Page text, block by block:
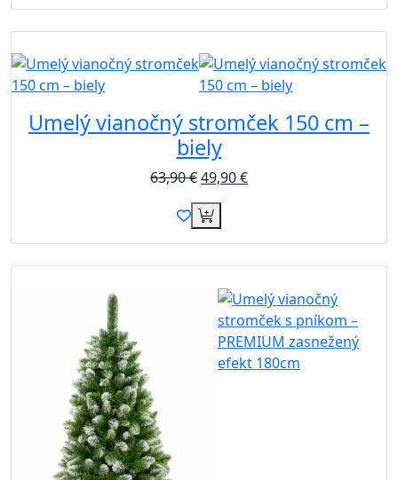
Umelý vianočný stromček 150 cm –
biely
63,90€49,90€